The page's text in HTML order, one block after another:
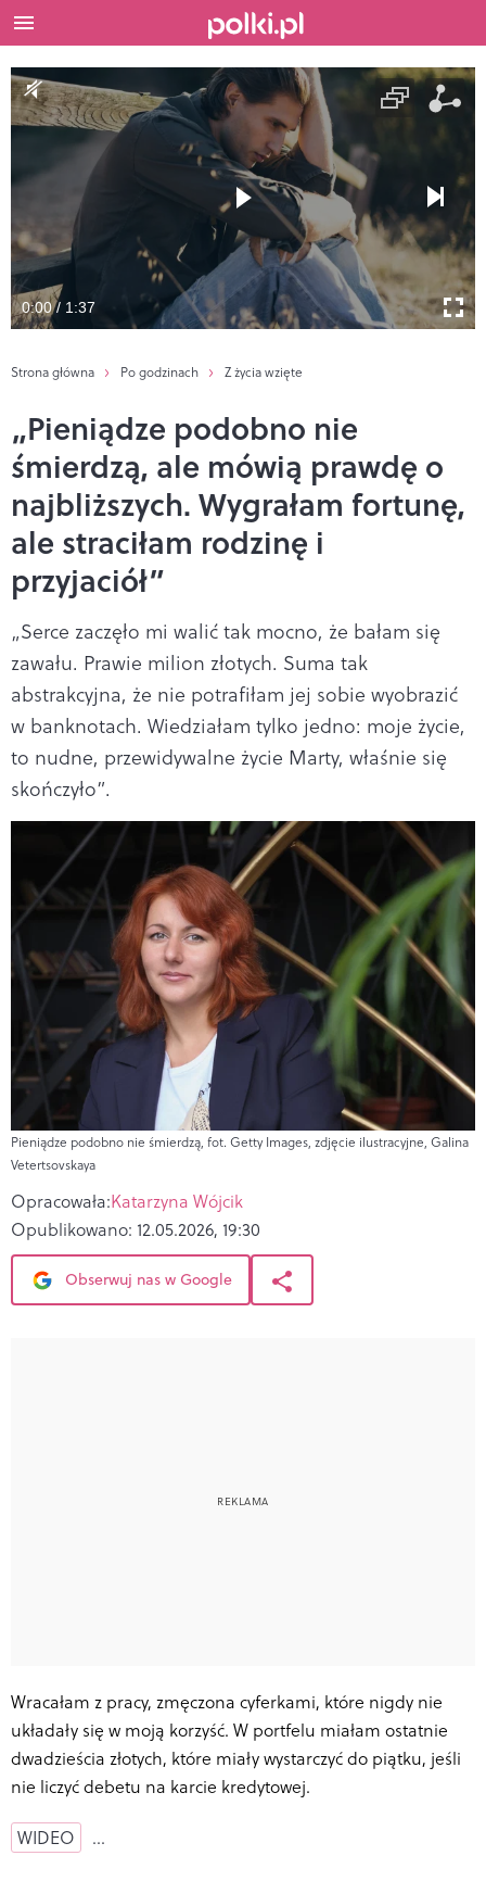
0:00 / 1:37
Strona główna Po godzinach Z życia wzięte
„Pieniądze podobno nie
śmierdzą, ale mówią prawdę o
najbliższych. Wygrałam fortunę,
ale straciłam rodzinę i
przyjaciół”
„Serce zaczęło mi walić tak mocno, że bałam się
zawału. Prawie milion złotych. Suma tak
abstrakcyjna, że nie potrafiłam jej sobie wyobrazić
w banknotach. Wiedziałam tylko jedno: moje życie,
to nudne, przewidywalne życie Marty, właśnie się
skończyło”.
Pieniądze podobno nie śmierdzą, fot. Getty Images, zdjęcie ilustracyjne, Galina
Vetertsovskaya
Opracowała:Katarzyna Wójcik
Opublikowano: 12.05.2026, 19:30
Obserwuj nas w Google
Wracałam z pracy, zmęczona cyferkami, które nigdy nie
układały się w moją korzyść. W portfelu miałam ostatnie
dwadzieścia złotych, które miały wystarczyć do piątku, jeśli
nie liczyć debetu na karcie kredytowej.
WIDEO …